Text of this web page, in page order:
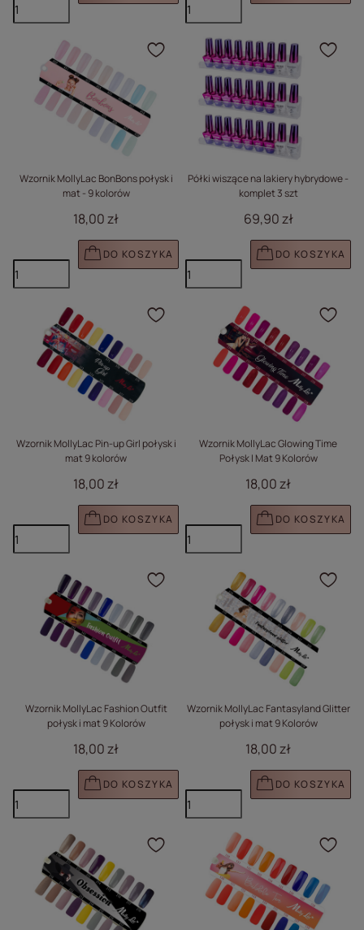
Wzornik MollyLac BonBons połysk i
mat - 9 kolorów
18,00 zł
DO KOSZYKA
Kliknij, aby dodać
Półki wiszące na lakiery hybrydowe -
komplet 3 szt
69,90 zł
DO KOSZYKA
Wzornik MollyLac Pin-up Girl połysk i
mat 9 kolorów
18,00 zł
DO KOSZYKA
Kliknij, aby dodać
Wzornik MollyLac Glowing Time
Połysk I Mat 9 Kolorów
18,00 zł
DO KOSZYKA
Wzornik MollyLac Fashion Outfit
połysk i mat 9 Kolorów
18,00 zł
DO KOSZYKA
Kliknij, aby dodać
Wzornik MollyLac Fantasyland Glitter
połysk i mat 9 Kolorów
18,00 zł
DO KOSZYKA
Kliknij, aby dodać